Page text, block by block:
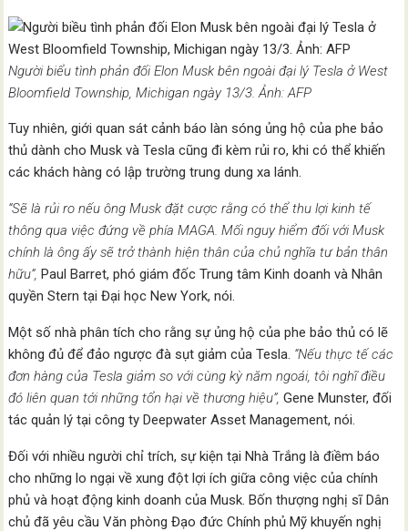
Người biểu tình phản đối Elon Musk bên ngoài đại lý Tesla ở West
Bloomfield Township, Michigan ngày 13/3. Ảnh: AFP
Tuy nhiên, giới quan sát cảnh báo làn sóng ủng hộ của phe bảo
thủ dành cho Musk và Tesla cũng đi kèm rủi ro, khi có thể khiến
các khách hàng có lập trường trung dung xa lánh.
“Sẽ là rủi ro nếu ông Musk đặt cược rằng có thể thu lợi kinh tế
thông qua việc đứng về phía MAGA. Mối nguy hiểm đối với Musk
chính là ông ấy sẽ trở thành hiện thân của chủ nghĩa tư bản thân
hữu”, Paul Barret, phó giám đốc Trung tâm Kinh doanh và Nhân
quyền Stern tại Đại học New York, nói.
Một số nhà phân tích cho rằng sự ủng hộ của phe bảo thủ có lẽ
không đủ để đảo ngược đà sụt giảm của Tesla. “Nếu thực tế các
đơn hàng của Tesla giảm so với cùng kỳ năm ngoái, tôi nghĩ điều
đó liên quan tới những tổn hại về thương hiệu”,Gene Munster, đối
tác quản lý tại công ty Deepwater Asset Management, nói.
Đối với nhiều người chỉ trích, sự kiện tại Nhà Trắng là điềm báo
cho những lo ngại về xung đột lợi ích giữa công việc của chính
phủ và hoạt động kinh doanh của Musk. Bốn thượng nghị sĩ Dân
chủ đã yêu cầu Văn phòng Đạo đức Chính phủ Mỹ khuyến nghị